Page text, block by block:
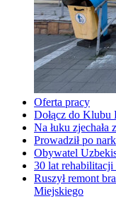
Oferta pracy
Dołącz do Klubu
Na łuku
Prowadził po
Obywatel
30 lat
Ruszył remont
Miejskiego